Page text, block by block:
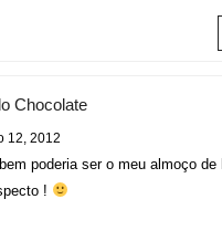
Chocolate
12, 2012
poderia ser o meu almoço de
!